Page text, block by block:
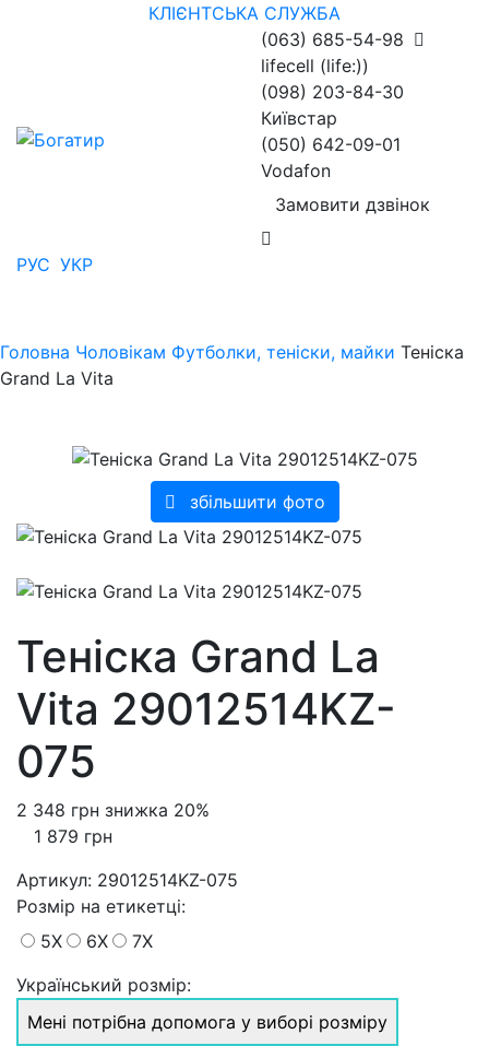
КЛІЄНТСЬКА СЛУЖБА
(063) 685-54-98
lifecell (life:))
(098) 203-84-30
Київстар
(050) 642-09-01
Vodafon
Замовити дзвінок
РУС УКР
Головна Чоловікам Футболки, теніски, майки Теніска
Grand La Vita
збільшити фото
Теніска Grand La
Vita 29012514KZ-
075
2 348 грн знижка 20%
1 879 грн
Артикул: 29012514KZ-075
Розмiр на етикетці:
5X
6X
7X
Український розмір:
Мені потрібна допомога у виборі розміру